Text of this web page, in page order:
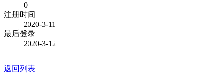
0
注册时间
2020-3-11
最后登录
2020-3-12
返回列表